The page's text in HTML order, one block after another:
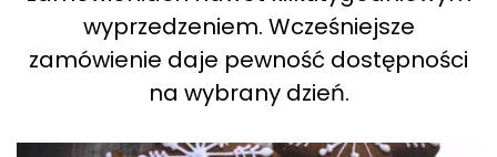
wyprzedzeniem. Wcześniejsze
zamówienie daje pewność dostępności
na wybrany dzień.